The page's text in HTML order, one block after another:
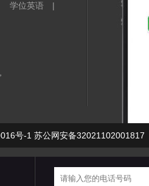
学位英语 |
号-1 苏公网安备32021102001817